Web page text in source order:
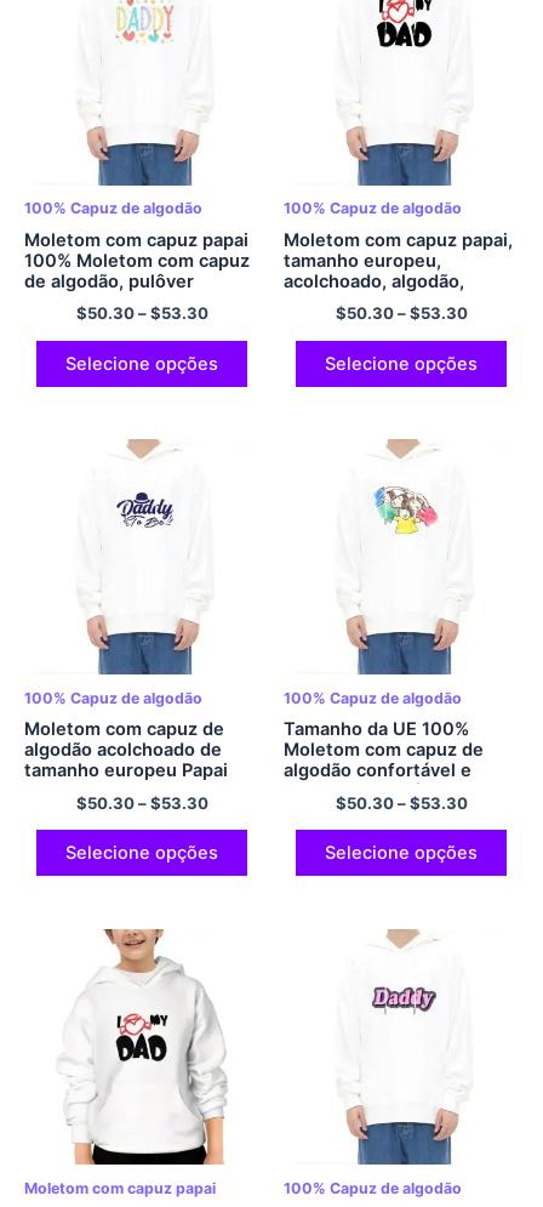
100% Capuz de algodão
Moletom com capuz papai
100% Moletom com capuz
de algodão, pulôver
grande, moletom com
capuz Papa, presente do
dia dos pais, presente do
dia dos pais, presente para
o melhor pai, moletom
$50.30–$53.30
Selecione opções
100% Capuz de algodão
Moletom com capuz papai,
tamanho europeu,
acolchoado, algodão,
moletom com capuz, eu
amo meu pai, moletom
grande, papai, presente de
dia dos pais, presente de
dia dos pais, melhor pai,
$50.30–$53.30
Selecione opções
100% Capuz de algodão
Moletom com capuz de
algodão acolchoado de
tamanho europeu Papai
para ser moletom com
capuz oversized Papa com
capuz Presente de dia dos
pais Presente de dia dos
pais com capuz para papai
$50.30–$53.30
Selecione opções
100% Capuz de algodão
Tamanho da UE 100%
Moletom com capuz de
algodão confortável e
macio para família
combinando com capuz
pulôver grande com capuz
e mangas compridas
multicolorido
$50.30–$53.30
Selecione opções
Moletom com capuz papai 100% Capuz de algodão